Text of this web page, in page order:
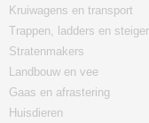
Kruiwagens en transport
Trappen, ladders en
Stratenmakers
Landbouw en vee
Gaas en afrastering
Huisdieren